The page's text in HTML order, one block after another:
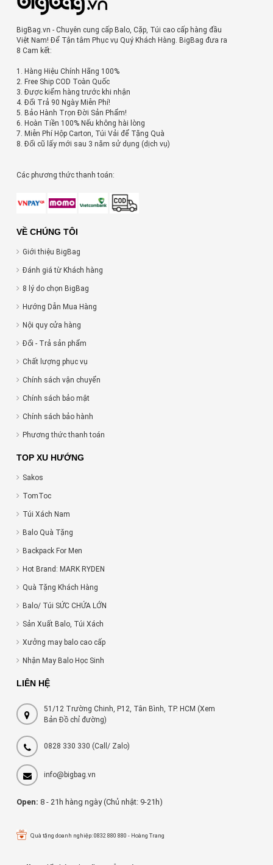
BigBag.vn - Chuyên cung cấp Balo, Cặp, Túi cao cấp hàng đầu
Việt Nam! Để Tận tâm Phục vụ Quý Khách Hàng. BigBag đưa ra
8 Cam kết:
1. Hàng Hiệu Chính Hãng 100%
2. Free Ship COD Toàn Quốc
3. Được kiểm hàng trước khi nhận
4. Đổi Trả 90 Ngày Miễn Phí!
5. Bảo Hành Trọn Đời Sản Phẩm!
6. Hoàn Tiền 100% Nếu không hài lòng
7. Miễn Phí Hộp Carton, Túi Vải để Tặng Quà
8. Đổi cũ lấy mới sau 3 năm sử dụng (dịch vụ)
Các phương thức thanh toán:
VỀ CHÚNG TÔI
Giới thiệu BigBag
Đánh giá từ Khách hàng
8 lý do chọn BigBag
Hướng Dẫn Mua Hàng
Nội quy cửa hàng
Đổi - Trả sản phẩm
Chất lượng phục vụ
Chính sách vận chuyển
Chính sách bảo mật
Chính sách bảo hành
Phương thức thanh toán
TOP XU HƯỚNG
Sakos
TomToc
Túi Xách Nam
Balo Quà Tặng
Backpack For Men
Hot Brand: MARK RYDEN
Quà Tặng Khách Hàng
Balo/ Túi SỨC CHỨA LỚN
Sản Xuất Balo, Túi Xách
Xưởng may balo cao cấp
Nhận May Balo Học Sinh
LIÊN HỆ
51/12 Trường Chinh, P12, Tân Bình, TP. HCM (Xem
Bản Đồ chỉ đường)
0828 330 330 (Call/ Zalo)
info@bigbag.vn
Open: 8 - 21h hàng ngày (Chủ nhật: 9-21h)
Quà tặng doanh nghiệp: 0832 880 880 - Hoàng Trang